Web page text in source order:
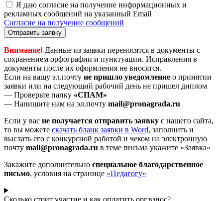
Я даю согласие на получение информационных и
рекламных сообщений на указанный Email
Согласие на получение сообщений
Отправить заявку
Внимание! Данные из заявки переносятся в документы с
сохранением орфографии и пунктуации. Исправления в
документы после их оформления не вносятся.
Если на вашу эл.почту не пришло уведомление о принятии
заявки или на следующий рабочий день не пришел диплом
— Проверьте папку «СПАМ»
— Напишите нам на эл.почту mail@pronagrada.ru
Если у вас не получается отправить заявку с нашего сайта,
то вы можете cкачать бланк заявки в Word, заполнить и
выслать его с конкурсной работой и чеком на электронную
почту mail@pronagrada.ru в теме письма укажите «Заявка»
Закажите дополнительно специальное благодарственное
письмо, условия на странице «Педагогу»